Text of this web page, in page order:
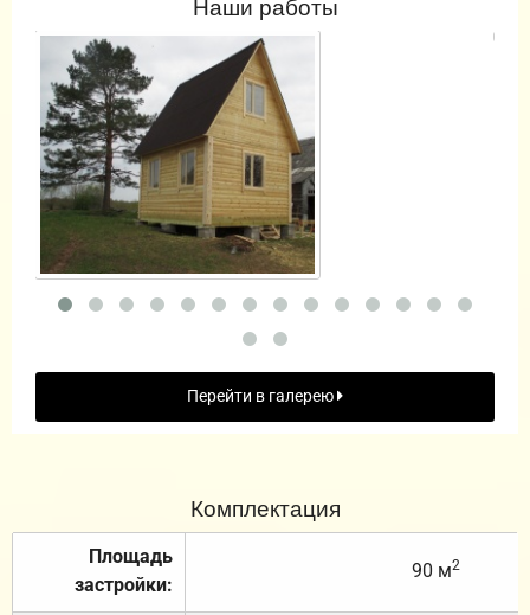
Перейти в галерею
Комплектация
Площадь
застройки:
90 м2